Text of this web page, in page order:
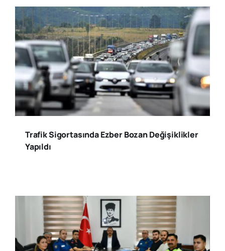
Trafik Sigortasında Ezber Bozan Değişiklikler
Yapıldı